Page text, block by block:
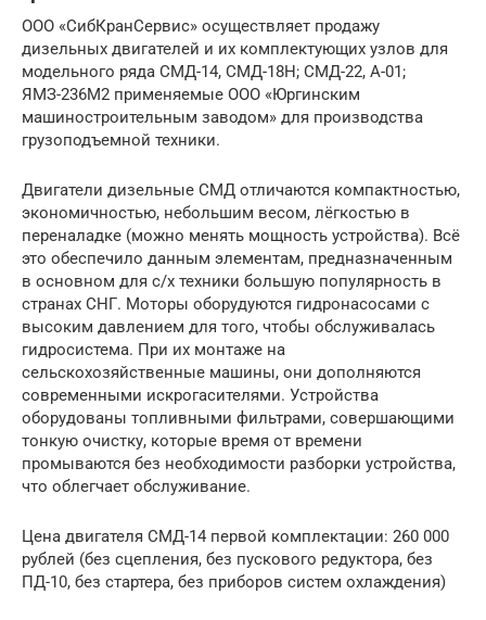
ООО «СибКранСервис» осуществляет продажу
дизельных двигателей и их комплектующих узлов для
модельного ряда СМД-14, СМД-18Н; СМД-22, А-01;
ЯМЗ-236М2 применяемые ООО «Юргинским
машиностроительным заводом» для производства
грузоподъемной техники.
Двигатели дизельные СМД отличаются компактностью,
экономичностью, небольшим весом, лёгкостью в
переналадке (можно менять мощность устройства). Всё
это обеспечило данным элементам, предназначенным
в основном для с/х техники большую популярность в
странах СНГ. Моторы оборудуются гидронасосами с
высоким давлением для того, чтобы обслуживалась
гидросистема. При их монтаже на
сельскохозяйственные машины, они дополняются
современными искрогасителями. Устройства
оборудованы топливными фильтрами, совершающими
тонкую очистку, которые время от времени
промываются без необходимости разборки устройства,
что облегчает обслуживание.
Цена двигателя СМД-14 первой комплектации: 260 000
рублей (без сцепления, без пускового редуктора, без
ПД-10, без стартера, без приборов систем охлаждения)